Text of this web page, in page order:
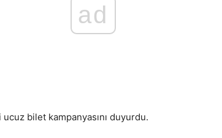
ad
bilet kampanyasını duyurdu.